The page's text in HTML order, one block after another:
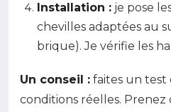
Installation : je pose
chevilles adaptées au
brique). Je vérifie les
Un conseil : faites un test
conditions réelles.